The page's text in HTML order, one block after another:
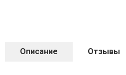
Описание Отзывы